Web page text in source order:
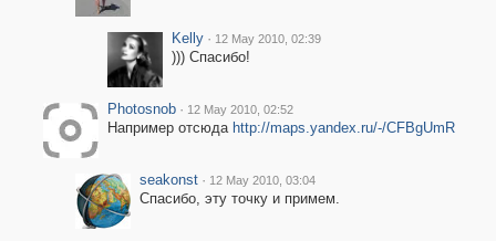
Kelly · 12 May 2010, 02:39
))) Спасибо!
Photosnob · 12 May 2010, 02:52
Например отсюда http://maps.yandex.ru/-/CFBgUmR
seakonst · 12 May 2010, 03:04
Спасибо, эту точку и примем.